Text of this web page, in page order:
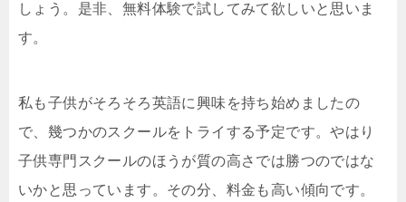
しょう。是非、無料体験で試してみて欲しいと思いま
す。
私も子供がそろそろ英語に興味を持ち始めましたの
で、幾つかのスクールをトライする予定です。やはり
子供専門スクールのほうが質の高さでは勝つのではな
いかと思っています。その分、料金も高い傾向です。